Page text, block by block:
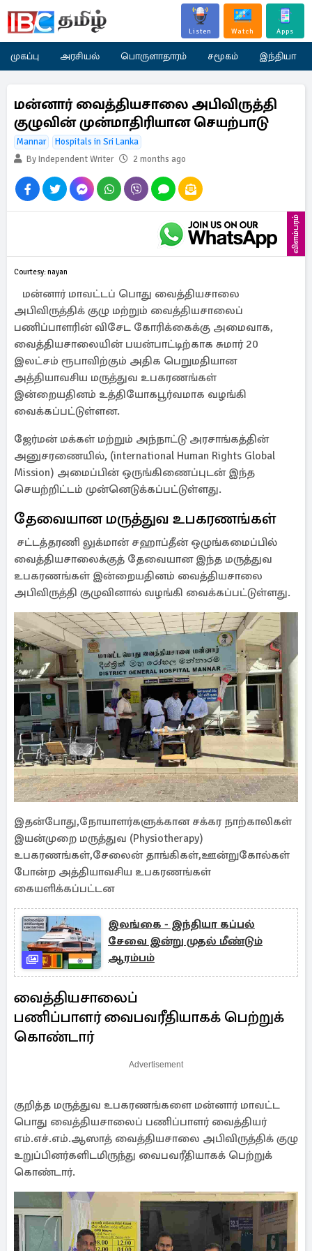
Listen Watch Apps
முகப்பு அரசியல் பொருளாதாரம் சமூகம் இந்தியா
மன்னார் வைத்தியசாலை அபிவிருத்தி
குழுவின் முன்மாதிரியான செயற்பாடு
Mannar
Hospitals in Sri Lanka
By Independent Writer
2 months ago
விளம்பரம்
Courtesy: nayan
மன்னார் மாவட்டப் பொது வைத்தியசாலை
அபிவிருத்திக் குழு மற்றும் வைத்தியசாலைப்
பணிப்பாளரின் விசேட கோரிக்கைக்கு அமைவாக,
வைத்தியசாலையின் பயன்பாட்டிற்காக சுமார் 20
இலட்சம் ரூபாவிற்கும் அதிக பெறுமதியான
அத்தியாவசிய மருத்துவ உபகரணங்கள்
இன்றையதினம் உத்தியோகபூர்வமாக வழங்கி
வைக்கப்பட்டுள்ளன. ​
ஜேர்மன் மக்கள் மற்றும் அந்நாட்டு அரசாங்கத்தின்
அனுசரணையில், (international Human Rights Global
Mission) அமைப்பின் ஒருங்கிணைப்புடன் இந்த
செயற்றிட்டம் முன்னெடுக்கப்பட்டுள்ளது.
தேவையான மருத்துவ உபகரணங்கள்
சட்டத்தரணி லுக்மான் சஹாப்தீன் ஒழுங்கமைப்பில்
வைத்தியசாலைக்குத் தேவையான இந்த மருத்துவ
உபகரணங்கள் இன்றையதினம் வைத்தியசாலை
அபிவிருத்தி குழுவினால் வழங்கி வைக்கப்பட்டுள்ளது. ​
இதன்போது,​நோயாளர்களுக்கான சக்கர நாற்காலிகள் ​
இயன்முறை மருத்துவ (Physiotherapy)
உபகரணங்கள்,சேலைன் தாங்கிகள்​,ஊன்றுகோல்கள்
போன்ற அத்தியாவசிய உபகரணங்கள்
கையளிக்கப்பட்டன
இலங்கை - இந்தியா கப்பல்
சேவை இன்று முதல் மீண்டும்
ஆரம்பம்
வைத்தியசாலைப்
பணிப்பாளர் வைபவரீதியாகக் பெற்றுக்
கொண்டார்
Advertisement
குறித்த மருத்துவ உபகரணங்களை மன்னார் மாவட்ட
பொது வைத்தியசாலைப் பணிப்பாளர் வைத்தியர்
எம்.எச்.எம்.ஆஸாத் வைத்தியசாலை அபிவிருத்திக் குழு
உறுப்பினர்களிடமிருந்து வைபவரீதியாகக் பெற்றுக்
கொண்டார். ​